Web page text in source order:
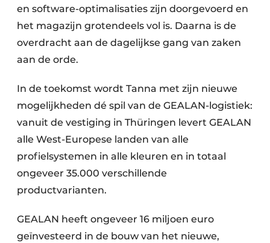
en software-optimalisaties zijn doorgevoerd en
het magazijn grotendeels vol is. Daarna is de
overdracht aan de dagelijkse gang van zaken
aan de orde.
In de toekomst wordt Tanna met zijn nieuwe
mogelijkheden dé spil van de GEALAN-logistiek:
vanuit de vestiging in Thüringen levert GEALAN
alle West-Europese landen van alle
profielsystemen in alle kleuren en in totaal
ongeveer 35.000 verschillende
productvarianten.
GEALAN heeft ongeveer 16 miljoen euro
geïnvesteerd in de bouw van het nieuwe,